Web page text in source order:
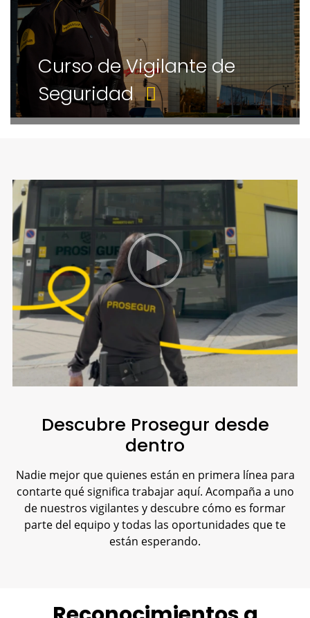
Curso de Vigilante de
Seguridad
Descubre Prosegur desde
dentro
Nadie mejor que quienes están en primera línea para
contarte qué significa trabajar aquí. Acompaña a uno
de nuestros vigilantes y descubre cómo es formar
parte del equipo y todas las oportunidades que te
están esperando.